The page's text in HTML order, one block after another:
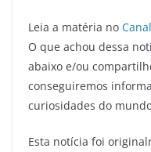
Leia a matéria no
O que achou dessa
abaixo e/ou
conseguiremos
curiosidades do
Esta notícia foi